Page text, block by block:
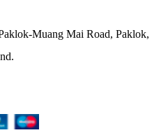
Muang Mai Road, Paklok,